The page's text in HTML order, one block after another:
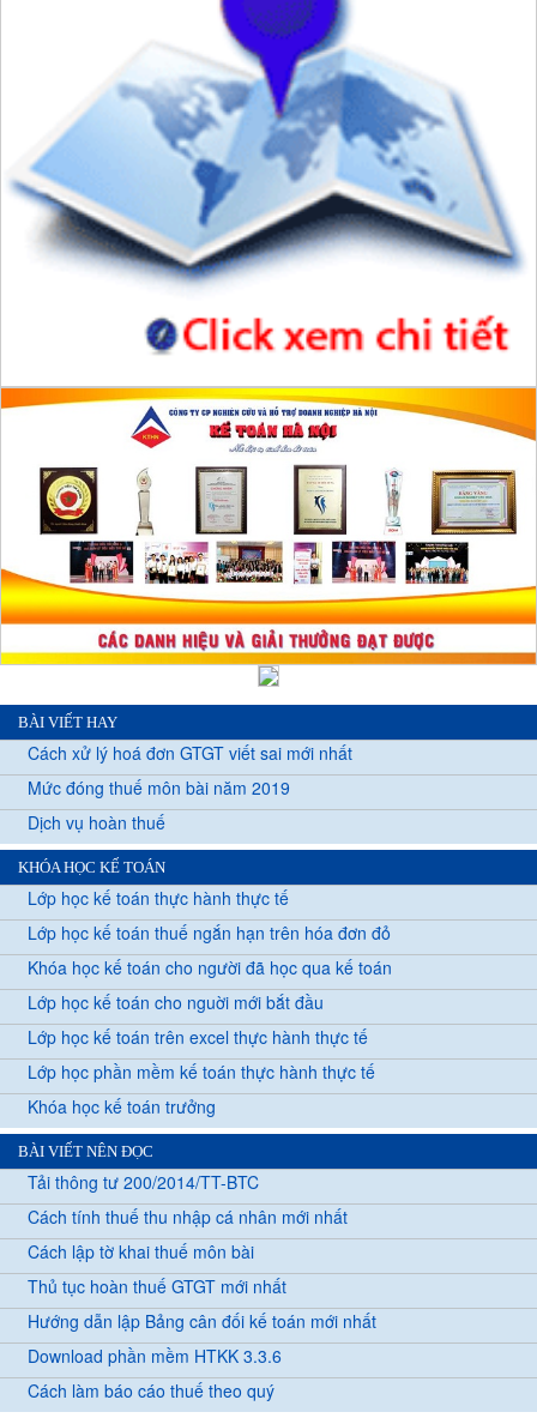
BÀI VIẾT HAY
Cách xử lý hoá đơn GTGT viết sai mới nhất
Mức đóng thuế môn bài năm 2019
Dịch vụ hoàn thuế
KHÓA HỌC KẾ TOÁN
Lớp học kế toán thực hành thực tế
Lớp học kế toán thuế ngắn hạn trên hóa đơn đỏ
Khóa học kế toán cho người đã học qua kế toán
Lớp học kế toán cho nguời mới bắt đầu
Lớp học kế toán trên excel thực hành thực tế
Lớp học phần mềm kế toán thực hành thực tế
Khóa học kế toán trưởng
BÀI VIẾT NÊN ĐỌC
Tải thông tư 200/2014/TT-BTC
Cách tính thuế thu nhập cá nhân mới nhất
Cách lập tờ khai thuế môn bài
Thủ tục hoàn thuế GTGT mới nhất
Hướng dẫn lập Bảng cân đối kế toán mới nhất
Download phần mềm HTKK 3.3.6
Cách làm báo cáo thuế theo quý